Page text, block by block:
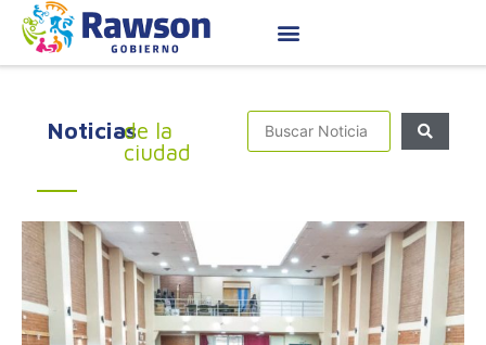
Noticiasde la
ciudad